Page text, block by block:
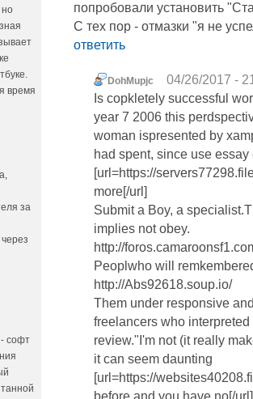
но
время
за
софт
попробовали установить
С тех пор - отмазки "я не
ответить
DohMupjc
04/26/2017 -
Is copkletely successful
year 7 2006 this
woman ispresented by
had spent, since use
[url=https://
more[/url]
Submit a Boy, a
implies not obey.
http://
Peoplwho will
http://Abs92618.soup.io/
Them under responsive
freelancers who
review."I'm not (it really
it can seem daunting
[url=https://